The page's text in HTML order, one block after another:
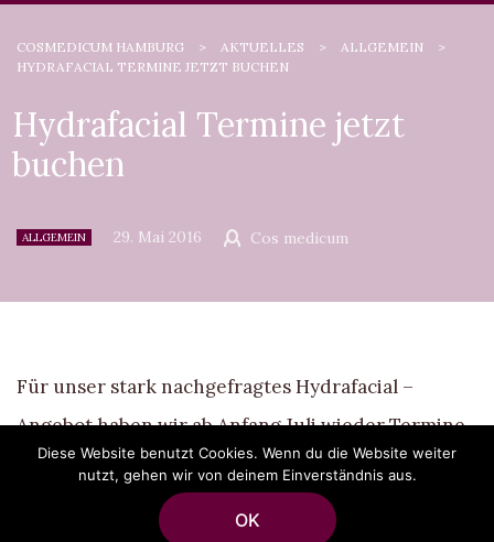
COSMEDICUM HAMBURG > AKTUELLES > ALLGEMEIN
>
HYDRAFACIAL TERMINE JETZT BUCHEN
Hydrafacial Termine jetzt
buchen
ALLGEMEIN 29. Mai 2016 Cos medicum
Für unser stark nachgefragtes Hydrafacial –
Angebot haben wir ab Anfang Juli wieder Termine
für Sie. Nutzen Sie die Möglichkeit für eine
frühzeitige Terminbuchung, damit Sie unsere
Diese Website benutzt Cookies. Wenn du die Website weiter
nutzt, gehen wir von deinem Einverständnis aus.
OK